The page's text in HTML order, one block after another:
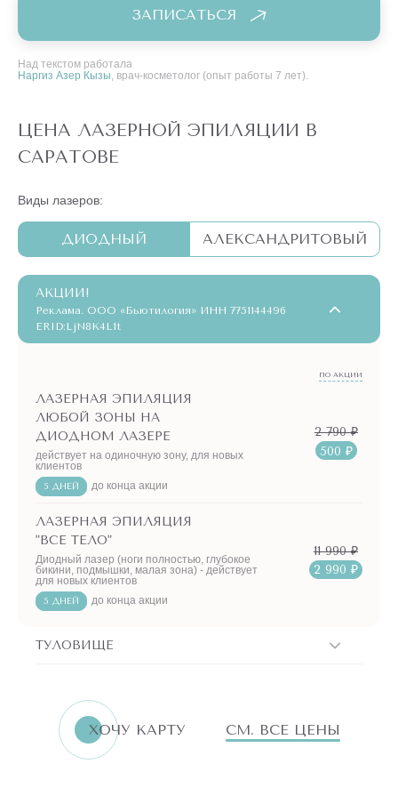
ЗАПИСАТЬСЯ
Над текстом работала
Наргиз Азер Кызы, врач-косметолог (опыт работы 7 лет).
ЦЕНА ЛАЗЕРНОЙ ЭПИЛЯЦИИ В
САРАТОВЕ
Виды лазеров:
ДИОДНЫЙ АЛЕКСАНДРИТОВЫЙ
АКЦИИ!
Реклама. ООО «Бьютилогия» ИНН 7751144496
ERID:LjN8K4L1t
ПО АКЦИИ
ЛАЗЕРНАЯ ЭПИЛЯЦИЯ
ЛЮБОЙ ЗОНЫ НА
ДИОДНОМ ЛАЗЕРЕ
действует на одиночную зону, для новых
клиентов
5 ДНЕЙ до конца акции
2 790 ₽
500 ₽
ЛАЗЕРНАЯ ЭПИЛЯЦИЯ
"ВСЕ ТЕЛО"
Диодный лазер (ноги полностью, глубокое
бикини, подмышки, малая зона) - действует
для новых клиентов
5 ДНЕЙ до конца акции
11 990 ₽
2 990 ₽
ТУЛОВИЩЕ
«Бьютилогия»
ERID:LjN8K4L1t
ХОЧУ КАРТУ СМ. ВСЕ ЦЕНЫ